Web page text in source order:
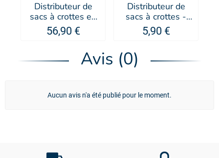
Distributeur de
sacs à crottes en
cuir Poopidoo -
MARTIN SELLIER
56,90 €
Distributeur de
sacs à crottes -
MARTIN SELLIER
5,90 €
Avis (0)
Aucun avis n'a été publié pour le moment.